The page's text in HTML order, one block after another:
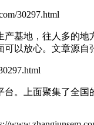
30297.html
地，往人多的地
以放心。 文章源自
上面聚集了全国